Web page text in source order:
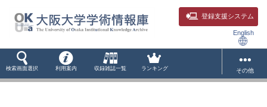
登録支援システム
English
検索画面選択 利用案内 収録雑誌一覧 ランキング その他